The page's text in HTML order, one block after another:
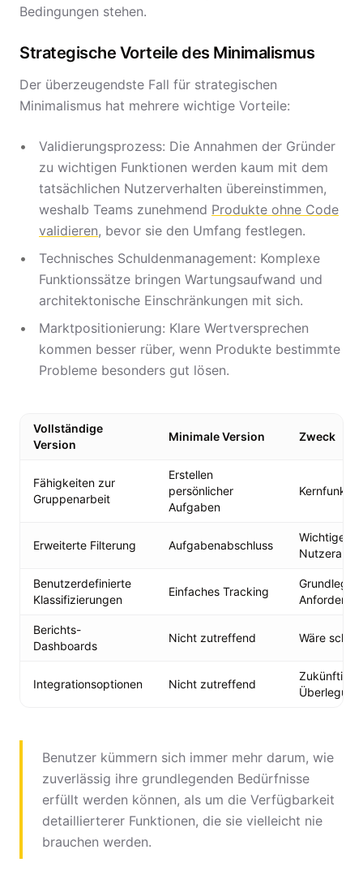
Bedingungen stehen.
Strategische Vorteile des Minimalismus
Der überzeugendste Fall für strategischen
Minimalismus hat mehrere wichtige Vorteile:
Validierungsprozess: Die Annahmen der Gründer
zu wichtigen Funktionen werden kaum mit dem
tatsächlichen Nutzerverhalten übereinstimmen,
weshalb Teams zunehmend Produkte ohne Code
validieren, bevor sie den Umfang festlegen.
Technisches Schuldenmanagement: Komplexe
Funktionssätze bringen Wartungsaufwand und
architektonische Einschränkungen mit sich.
Marktpositionierung: Klare Wertversprechen
kommen besser rüber, wenn Produkte bestimmte
Probleme besonders gut lösen.
Vollständige
Version
Minimale Version Zweck
Fähigkeiten zur
Gruppenarbeit
Erstellen
persönlicher
Aufgaben
Erweiterte Filterung Aufgabenabschluss
Wichtige
Benutzerdefinierte
Klassifizierungen
Einfaches Tracking
Berichts-
Dashboards
Nicht zutreffend Wäre schön
Integrationsoptionen Nicht zutreffend
Zukünftige
Benutzer kümmern sich immer mehr darum, wie
zuverlässig ihre grundlegenden Bedürfnisse
erfüllt werden können, als um die Verfügbarkeit
detaillierterer Funktionen, die sie vielleicht nie
brauchen werden.